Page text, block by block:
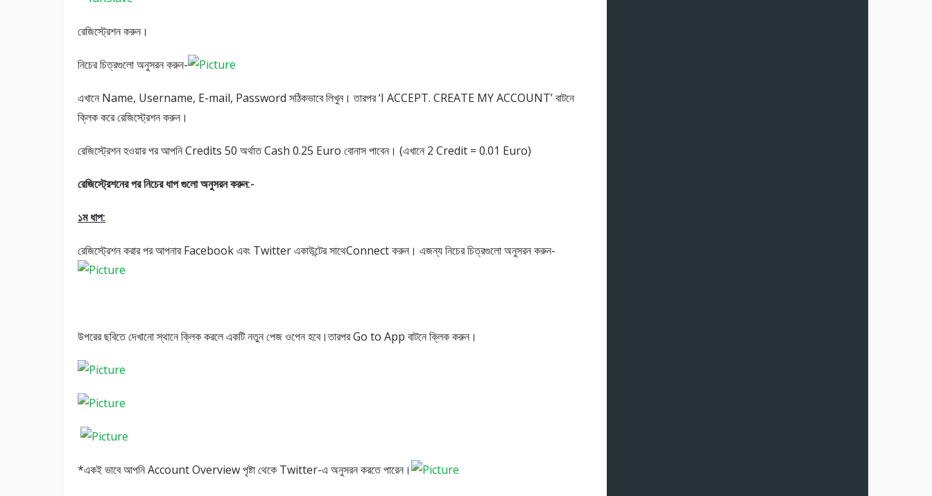
রেজিস্ট্রেশন করুন।
নিচের চিত্রগুলো অনুসরন করুন-
এখানে Name, Username, E-mail, Password সঠিকভাবে লিখুন। তারপর ‘I ACCEPT. CREATE MY ACCOUNT’ বাটনে
ক্লিক করে রেজিস্ট্রেশন করুন।
রেজিস্ট্রেশন হওয়ার পর আপনি Credits 50 অর্থাত Cash 0.25 Euro বোনাস পাবেন। (এখানে 2 Credit = 0.01 Euro)
রেজিস্ট্রেশনের পর নিচের ধাপ গুলো অনুসরন করুন:-
১ম ধাপ:
রেজিস্ট্রেশন করার পর আপনার Facebook এবং Twitter একাউন্টের সাথেConnect করুন। এজন্য নিচের চিত্রগুলো অনুসরন করুন-
উপরের ছবিতে দেখানো স্থানে ক্লিক করলে একটি নতুন পেজ ওপেন হবে।তারপর Go to App বাটনে ক্লিক করুন।
*একই ভাবে আপনি Account Overview পৃষ্টা থেকে Twitter-এ অনুসরন করতে পারেন।